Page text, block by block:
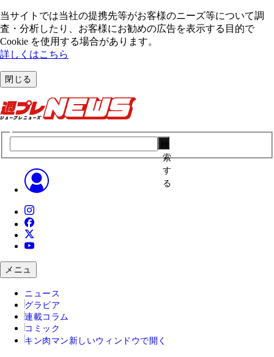
当サイトでは当社の提携先等がお客様のニーズ等について調
査・分析したり、お客様にお勧めの広告を表⽰する⽬的で
Cookie を使⽤する場合があります。
詳しくはこちら
閉じる
索
す
る
メニュ
ニュース
グラビア
連載コラム
コミック
キン肉マン 新しいウィンドウで開く